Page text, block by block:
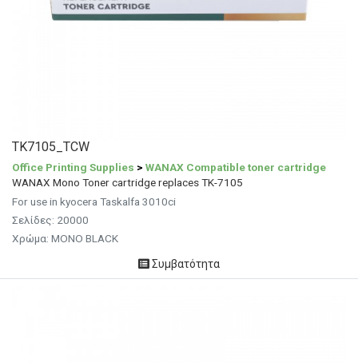
TK7105_TCW
Office Printing Supplies > WANAX Compatible toner cartridge
WANAX Mono Toner cartridge replaces TK-7105
For use in kyocera Taskalfa 3010ci
Σελίδες: 20000
Χρώμα: MONO BLACK
Συμβατότητα